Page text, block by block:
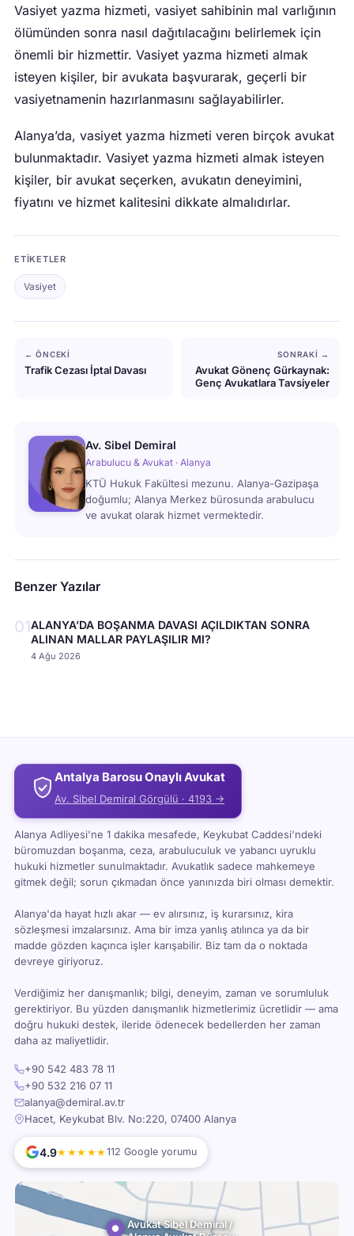
Vasiyet yazma hizmeti, vasiyet sahibinin mal varlığının
ölümünden sonra nasıl dağıtılacağını belirlemek için
önemli bir hizmettir. Vasiyet yazma hizmeti almak
isteyen kişiler, bir avukata başvurarak, geçerli bir
vasiyetnamenin hazırlanmasını sağlayabilirler.
Alanya’da, vasiyet yazma hizmeti veren birçok avukat
bulunmaktadır. Vasiyet yazma hizmeti almak isteyen
kişiler, bir avukat seçerken, avukatın deneyimini,
fiyatını ve hizmet kalitesini dikkate almalıdırlar.
ETIKETLER
Vasiyet
← ÖNCEKI
Trafik Cezası İptal Davası
SONRAKI →
Avukat Gönenç Gürkaynak:
Genç Avukatlara Tavsiyeler
Av. Sibel Demiral
Arabulucu & Avukat · Alanya
KTÜ Hukuk Fakültesi mezunu. Alanya-Gazipaşa
doğumlu; Alanya Merkez bürosunda arabulucu
ve avukat olarak hizmet vermektedir.
Benzer Yazılar
01ALANYA’DA BOŞANMA DAVASI AÇILDIKTAN SONRA
ALINAN MALLAR PAYLAŞILIR MI?
4 Ağu 2026
Antalya Barosu Onaylı Avukat
Av. Sibel Demiral Görgülü · 4193 →
Alanya Adliyesi'ne 1 dakika mesafede, Keykubat Caddesi'ndeki
büromuzdan boşanma, ceza, arabuluculuk ve yabancı uyruklu
hukuki hizmetler sunulmaktadır. Avukatlık sadece mahkemeye
gitmek değil; sorun çıkmadan önce yanınızda biri olması demektir.
Alanya'da hayat hızlı akar — ev alırsınız, iş kurarsınız, kira
sözleşmesi imzalarsınız. Ama bir imza yanlış atılınca ya da bir
madde gözden kaçınca işler karışabilir. Biz tam da o noktada
devreye giriyoruz.
Verdiğimiz her danışmanlık; bilgi, deneyim, zaman ve sorumluluk
gerektiriyor. Bu yüzden danışmanlık hizmetlerimiz ücretlidir — ama
doğru hukuki destek, ileride ödenecek bedellerden her zaman
daha az maliyetlidir.
+90 542 483 78 11
+90 532 216 07 11
alanya@demiral.av.tr
Hacet, Keykubat Blv. No:220, 07400 Alanya
4.9★★★★★112 Google yorumu
Avukat Sibel Demiral /